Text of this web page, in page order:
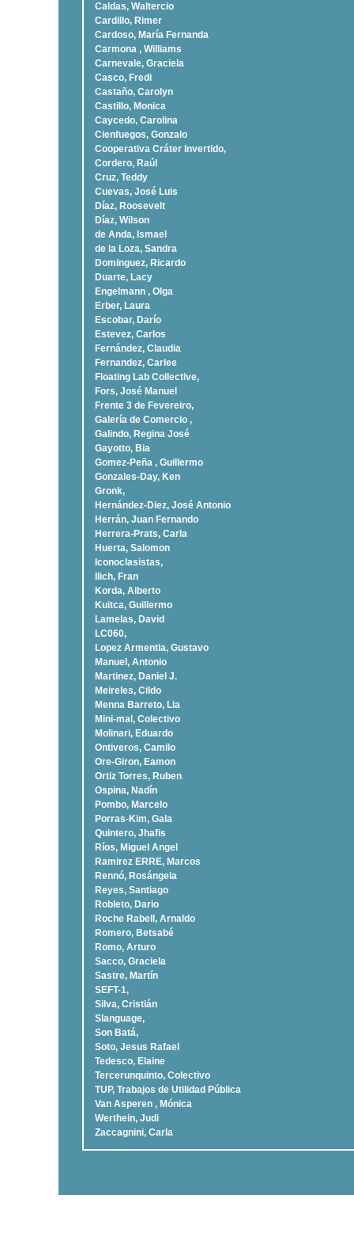
Caldas, Waltercio
Cardillo, Rimer
Cardoso, Marí­a Fernanda
Carmona , Williams
Carnevale, Graciela
Casco, Fredi
Castaño, Carolyn
Castillo, Monica
Caycedo, Carolina
Cienfuegos, Gonzalo
Cooperativa Cráter Invertido,
Cordero, Raúl
Cruz, Teddy
Cuevas, José Luis
Díaz, Roosevelt
Dí­az, Wilson
de Anda, Ismael
de la Loza, Sandra
Dominguez, Ricardo
Duarte, Lacy
Engelmann , Olga
Erber, Laura
Escobar, Darío
Estevez, Carlos
Fernández, Claudia
Fernandez, Carlee
Floating Lab Collective,
Fors, José Manuel
Frente 3 de Fevereiro,
Galería de Comercio ,
Galindo, Regina José
Gayotto, Bia
Gomez-Peña , Guillermo
Gonzales-Day, Ken
Gronk,
Hernández-Diez, José Antonio
Herrán, Juan Fernando
Herrera-Prats, Carla
Huerta, Salomon
Iconoclasistas,
Ilich, Fran
Korda, Alberto
Kuitca, Guillermo
Lamelas, David
LC060,
Lopez Armentia, Gustavo
Manuel, Antonio
Martinez, Daniel J.
Meireles, Cildo
Menna Barreto, Lia
Mini-mal, Colectivo
Molinari, Eduardo
Ontiveros, Camilo
Ore-Giron, Eamon
Ortiz Torres, Ruben
Ospina, Nadí­n
Pombo, Marcelo
Porras-Kim, Gala
Quintero, Jhafis
Rí­os, Miguel Angel
Ramirez ERRE, Marcos
Rennó, Rosángela
Reyes, Santiago
Robleto, Dario
Roche Rabell, Arnaldo
Romero, Betsabé
Romo, Arturo
Sacco, Graciela
Sastre, Martí­n
SEFT-1,
Silva, Cristián
Slanguage,
Son Batá,
Soto, Jesus Rafael
Tedesco, Elaine
Tercerunquinto, Colectivo
TUP, Trabajos de Utilidad Pública
Van Asperen , Mónica
Werthein, Judi
Zaccagnini, Carla